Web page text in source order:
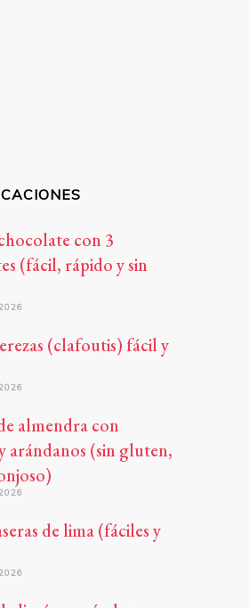
con 3
(fácil, rápido y sin
(clafoutis) fácil y
almendra con
arándanos (sin gluten,
de lima (fáciles y